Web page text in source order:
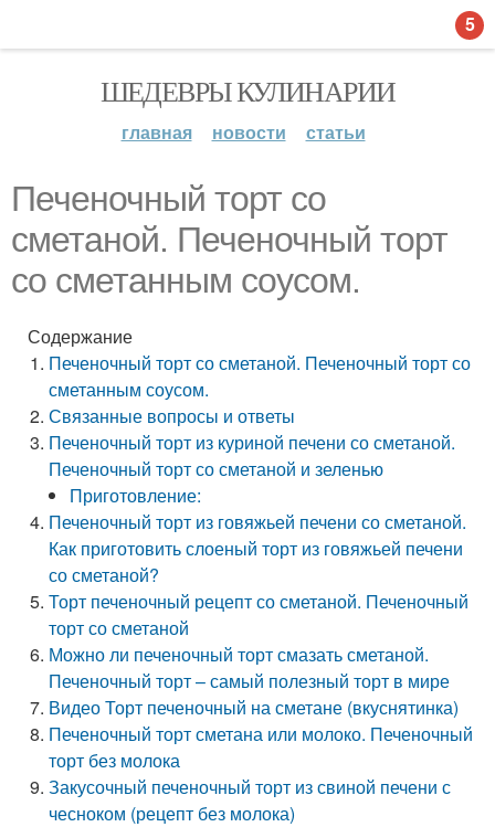
ШЕДЕВРЫ КУЛИНАРИИ
главная новости статьи
Печеночный торт со
сметаной. Печеночный торт
со сметанным соусом.
Содержание
Печеночный торт со сметаной. Печеночный торт со
сметанным соусом.
Связанные вопросы и ответы
Печеночный торт из куриной печени со сметаной.
Печеночный торт со сметаной и зеленью
Приготовление:
Печеночный торт из говяжьей печени со сметаной.
Как приготовить слоеный торт из говяжьей печени
со сметаной?
Торт печеночный рецепт со сметаной. Печеночный
торт со сметаной
Можно ли печеночный торт смазать сметаной.
Печеночный торт – самый полезный торт в мире
Видео Торт печеночный на сметане (вкуснятинка)
Печеночный торт сметана или молоко. Печеночный
торт без молока
Закусочный печеночный торт из свиной печени с
чесноком (рецепт без молока)
5